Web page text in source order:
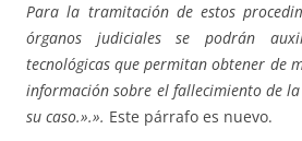
Para la tramitación de estos
órganos judiciales se podrán
tecnológicas que permitan obtener de
información sobre el fallecimiento de
su caso.».». Este párrafo es nuevo.